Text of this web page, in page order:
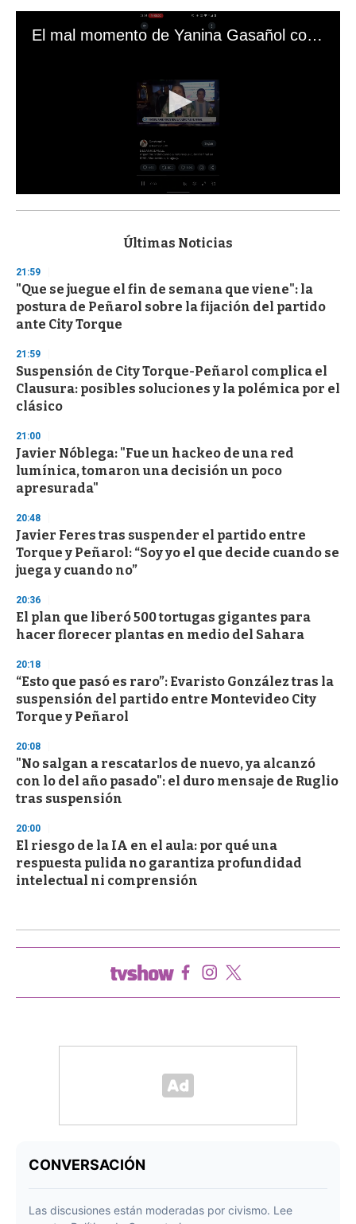
El mal momento de Yanina Gasañol con un hincha argentino en "Subrayado"
s
d
s
o
f
3
s
e
c
o
n
Últimas Noticias
21:59
"Que se juegue el fin de semana que viene": la
postura de Peñarol sobre la fijación del partido
ante City Torque
21:59
Suspensión de City Torque-Peñarol complica el
Clausura: posibles soluciones y la polémica por el
clásico
21:00
Javier Nóblega: "Fue un hackeo de una red
lumínica, tomaron una decisión un poco
apresurada"
20:48
Javier Feres tras suspender el partido entre
Torque y Peñarol: “Soy yo el que decide cuando se
juega y cuando no”
20:36
El plan que liberó 500 tortugas gigantes para
hacer florecer plantas en medio del Sahara
20:18
“Esto que pasó es raro”: Evaristo González tras la
suspensión del partido entre Montevideo City
Torque y Peñarol
20:08
"No salgan a rescatarlos de nuevo, ya alcanzó
con lo del año pasado": el duro mensaje de Ruglio
tras suspensión
20:00
El riesgo de la IA en el aula: por qué una
respuesta pulida no garantiza profundidad
intelectual ni comprensión